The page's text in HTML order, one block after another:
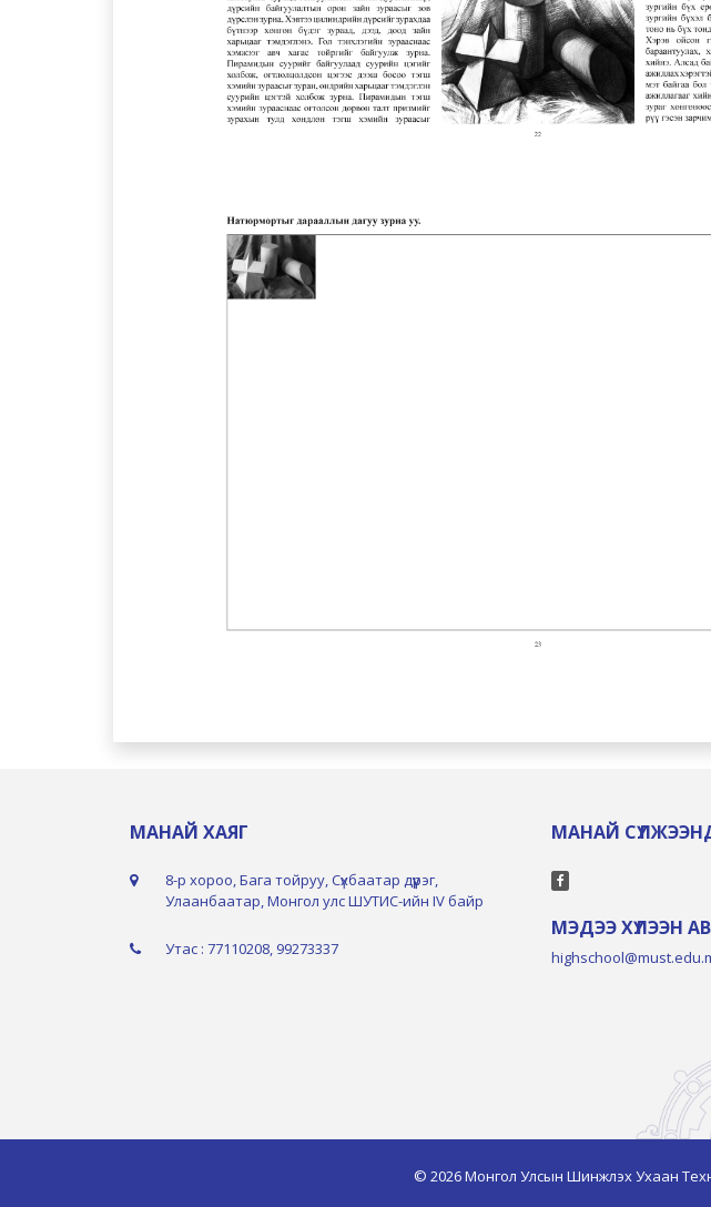
МАНАЙ ХАЯГ
8-р хороо, Бага тойруу, Сүхбаатар дүүрэг,
Улаанбаатар, Монгол улс ШУТИС-ийн IV байр
Утас : 77110208, 99273337
МАНАЙ
МЭДЭЭ ХҮЛЭЭН
© 2026 Монгол Улсын Шинжлэх Ухаан